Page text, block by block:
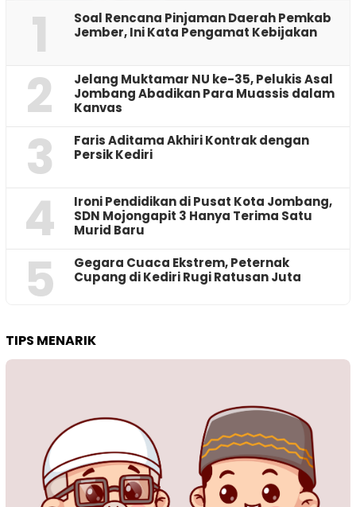
1
‎Soal Rencana Pinjaman Daerah Pemkab
Jember, Ini Kata Pengamat Kebijakan ‎
2
Jelang Muktamar NU ke-35, Pelukis Asal
Jombang Abadikan Para Muassis dalam
Kanvas
3
Faris Aditama Akhiri Kontrak dengan
Persik Kediri
4
Ironi Pendidikan di Pusat Kota Jombang,
SDN Mojongapit 3 Hanya Terima Satu
Murid Baru
5
‎Gegara Cuaca Ekstrem, Peternak
Cupang di Kediri Rugi Ratusan Juta
TIPS MENARIK